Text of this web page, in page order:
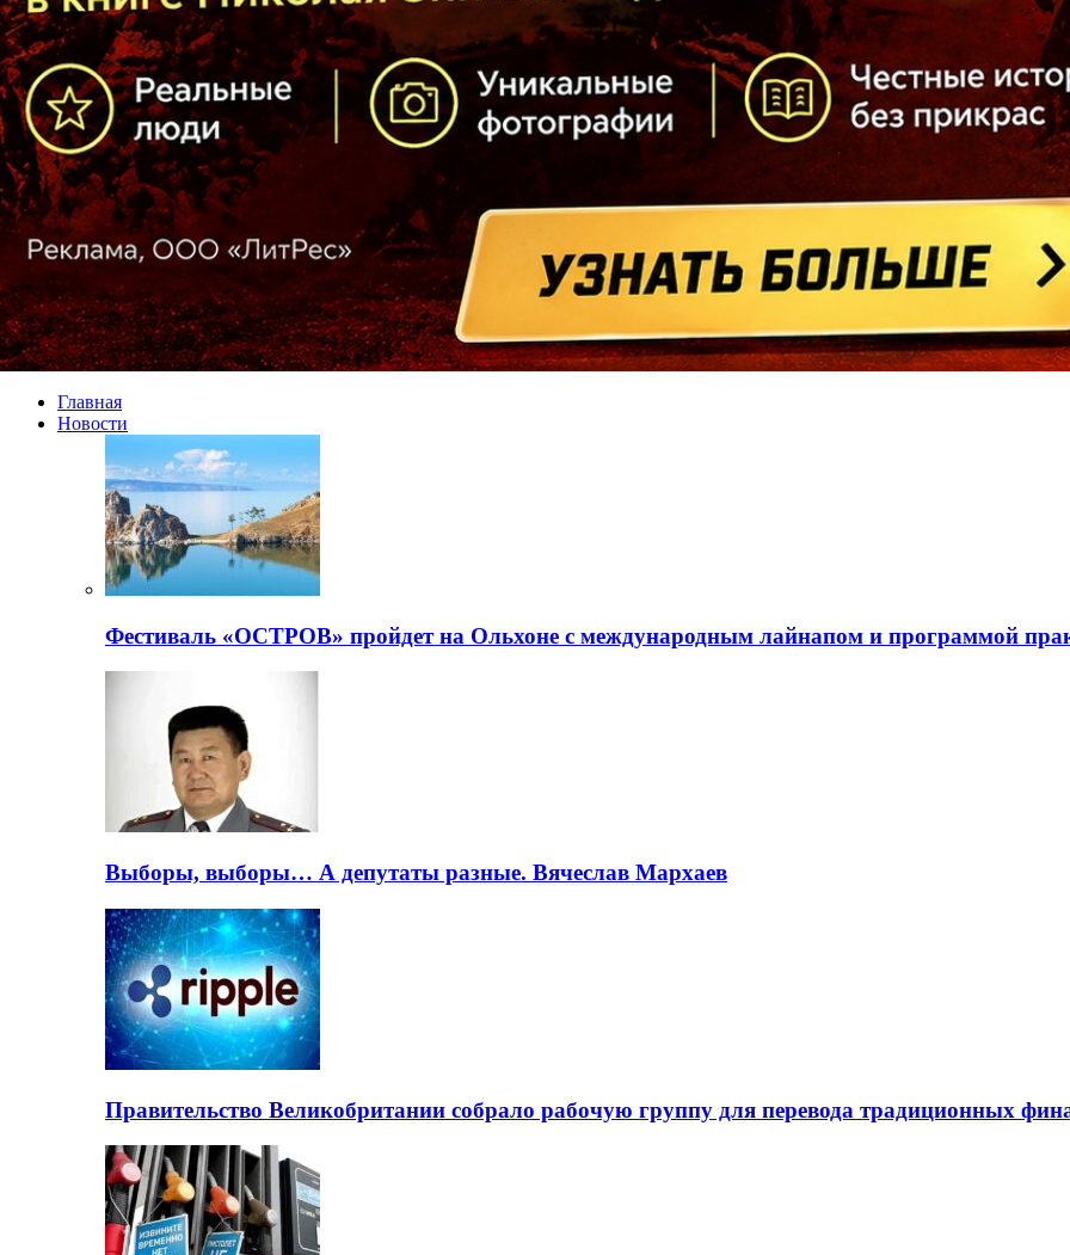
Главная
Новости
Фестиваль «ОСТРОВ» пройдет на Ольхоне с международным лайнапом и программой
Выборы, выборы… А депутаты разные. Вячеслав Мархаев
Правительство Великобритании собрало рабочую группу для перевода традиционных